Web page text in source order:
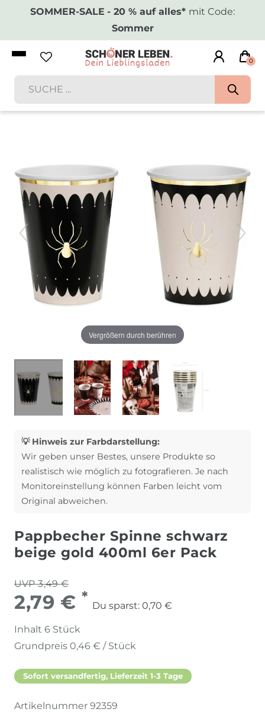
SOMMER-SALE - 20 % auf alles* mit Code:
Sommer
0
Vergrößern durch berühren
💡 Hinweis zur Farbdarstellung:
Wir geben unser Bestes, unsere Produkte so
realistisch wie möglich zu fotografieren. Je nach
Monitoreinstellung können Farben leicht vom
Original abweichen.
Pappbecher Spinne schwarz
beige gold 400ml 6er Pack
UVP 3,49 €
2,79 € *
Du sparst: 0,70 €
Inhalt 6 Stück
Grundpreis 0,46 € / Stück
Sofort versandfertig, Lieferzeit 1-3 Tage
Artikelnummer 92359